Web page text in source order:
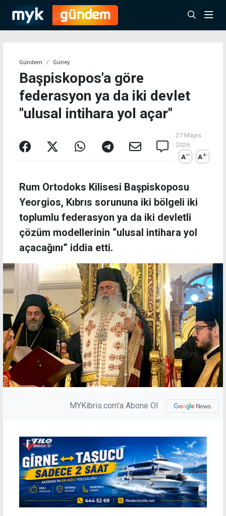
Gündem Güney
Başpiskopos'a göre
federasyon ya da iki devlet
"ulusal intihara yol açar"
27 Mayıs
2026
A
A
Rum Ortodoks Kilisesi Başpiskoposu
Yeorgios, Kıbrıs sorununa iki bölgeli iki
toplumlu federasyon ya da iki devletli
çözüm modellerinin “ulusal intihara yol
açacağını” iddia etti.
MYKibris.com'a Abone Ol